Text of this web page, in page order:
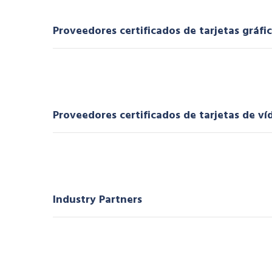
Proveedores certificados de tarjetas
Proveedores certificados de tarjetas de
Industry Partners